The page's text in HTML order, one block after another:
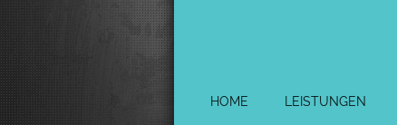
HOME LEISTUNGEN